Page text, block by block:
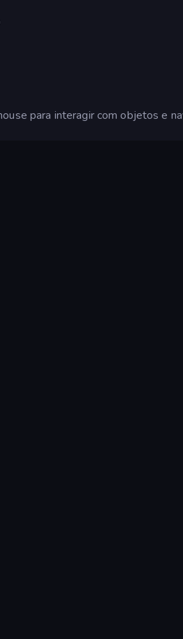
para interagir com objetos e